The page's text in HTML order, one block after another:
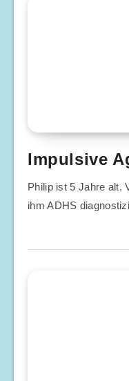
Impulsive
Philip ist 5 Jahre alt.
ihm ADHS